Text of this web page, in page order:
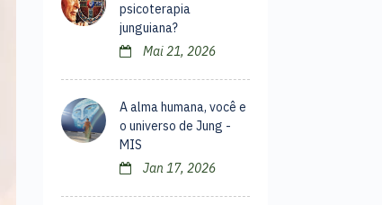
psicoterapia
junguiana?
Mai 21, 2026
A alma humana, você e
o universo de Jung -
MIS
Jan 17, 2026